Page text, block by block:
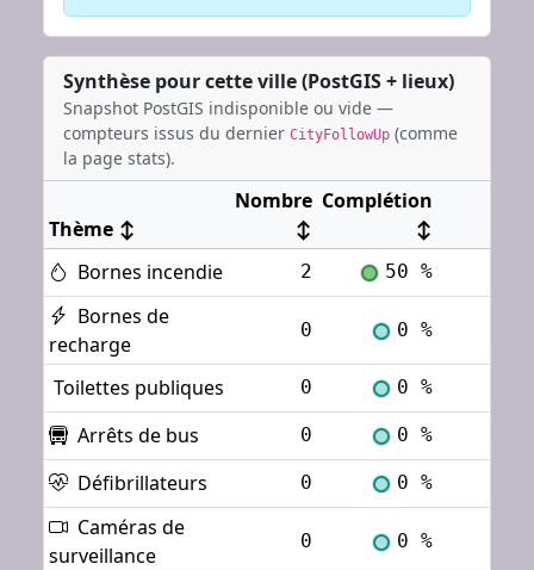
Synthèse pour cette ville (PostGIS + lieux)
Snapshot PostGIS indisponible ou vide —
compteurs issus du dernier CityFollowUp (comme
la page stats).
Thème ↕
Nombre
↕
Complétion
↕
Bornes incendie
2 50 %
Bornes de
recharge
0 0 %
Toilettes publiques 0 0 %
Arrêts de bus 0 0 %
Défibrillateurs 0 0 %
Caméras de
surveillance
0 0 %